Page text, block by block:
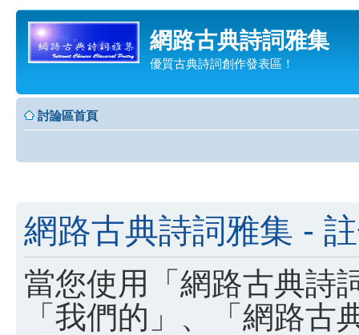
網路古典詩詞雅集
優質古典詩詞創作發表區！
討論區首頁
網路古典詩詞雅集 -
當您使用「網路古典詩
「我們的」、「網路古